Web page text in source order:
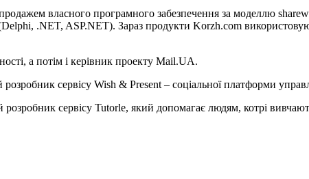
власного програмного забезпечення за моделлю
(Delphi, .NET, ASP.NET). Зараз продукти Korzh.com
а потім і керівник проекту Mail.UA.
розробник сервісу Wish & Present – соціальної платформи
розробник сервісу Tutorle, який допомагає людям, котрі